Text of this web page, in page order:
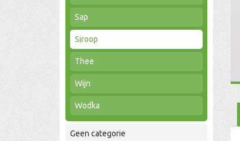
Sap
Siroop
Thee
Wijn
Wodka
Geen categorie